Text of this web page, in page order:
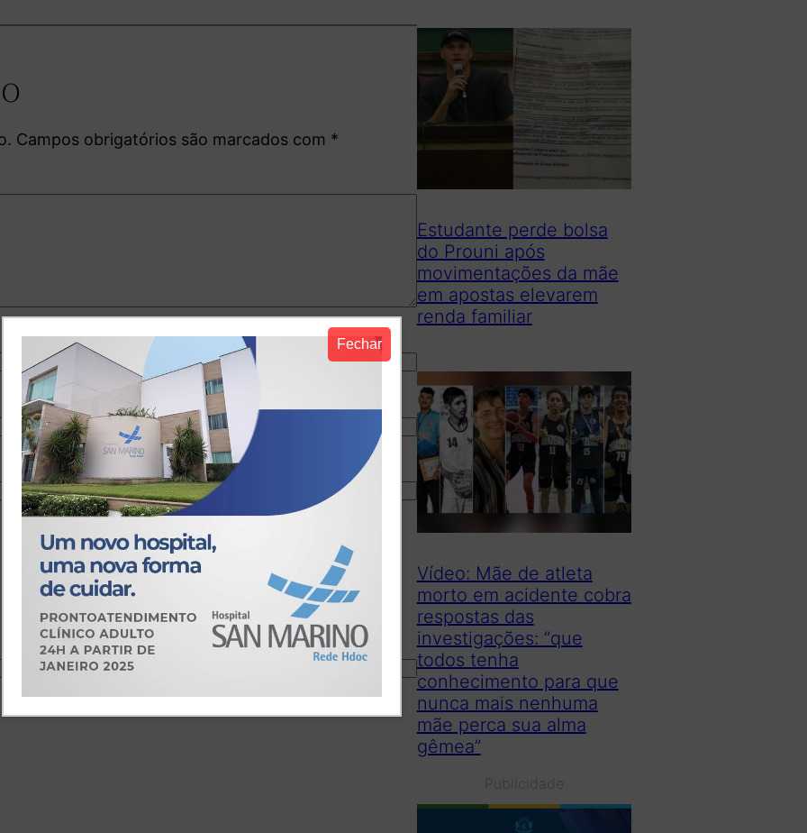
Fechar
Campos obrigatórios são marcados com *
Estudante perde bolsa
do Prouni após
movimentações da mãe
em apostas elevarem
renda familiar
Vídeo: Mãe de atleta
morto em acidente cobra
respostas das
investigações: “que
todos tenha
conhecimento para que
nunca mais nenhuma
mãe perca sua alma
gêmea”
Publicidade